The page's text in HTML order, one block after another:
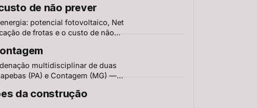
de não prever
potencial fotovoltaico, Net
de frotas e o custo de não
multidisciplinar de duas
(PA) e Contagem (MG) —
da construção